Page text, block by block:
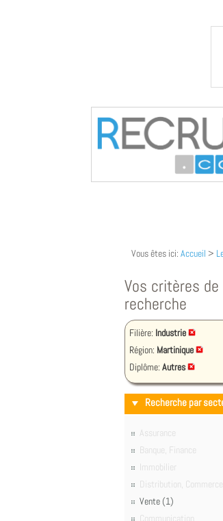
Vous êtes ici: Accueil >
Vos critères de
recherche
Filière: Industrie
Région: Martinique
Diplôme: Autres
Recherche par
Assurance
Banque, Finance
Immobilier
Distribution, Commerce
Vente (1)
Communication